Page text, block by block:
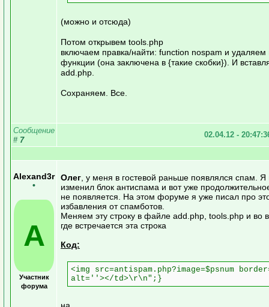
(можно и отсюда)
Потом открывем tools.php
включаем правка/найти: function nospam и удаляем
функции (она заключена в {такие скобки}). И
add.php.
Сохраняем. Все.
Сообщение
# 7
02.04.12 -
Alexand3r
•
A
Участник
форума
Олег , у меня в гостевой раньше появлялся спам. Я
изменил блок антиспама и вот уже
не появляется. На этом форуме я уже писал про
избавления от спамботов.
Меняем эту строку в файле add.php, tools.php и во
где встречается эта строка
Код:
<img src=antispam.php?image=$psnum
alt=''></td>\r\n";}
на